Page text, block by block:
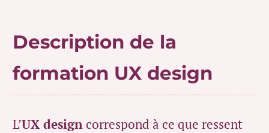
Description de la
formation UX design
L’UX designcorrespond à ce que ressent